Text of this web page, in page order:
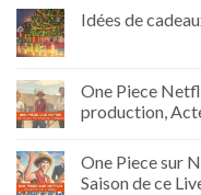
Idées de
One Piece
production,
One Piece sur
Saison de ce